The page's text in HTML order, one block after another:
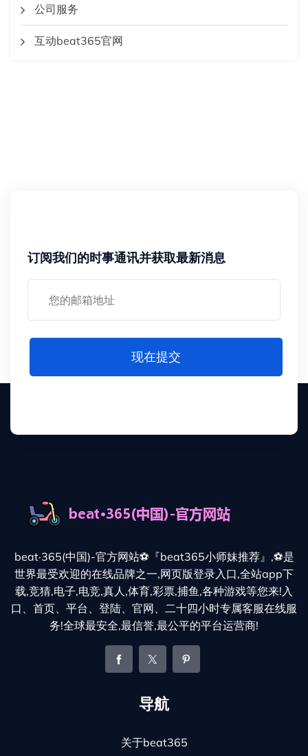
公司服务
互动beat365官网
订阅我们的时事通讯并获取最新消息
现在提交
beat·365(中国)-官方网站⚽️『beat365小师妹推荐』,⚽️是
世界最受欢迎的在线品牌之一,网页版登录入口,全站app下
载,竞猜,电子,电竞,真人,体育,彩票,捕鱼,各种游戏等您来!入
口、首页、平台、登陆、官网、二十四小时专属客服在线服
务!全球最安全,最信誉,最公平的平台运营商!
导航
关于beat365